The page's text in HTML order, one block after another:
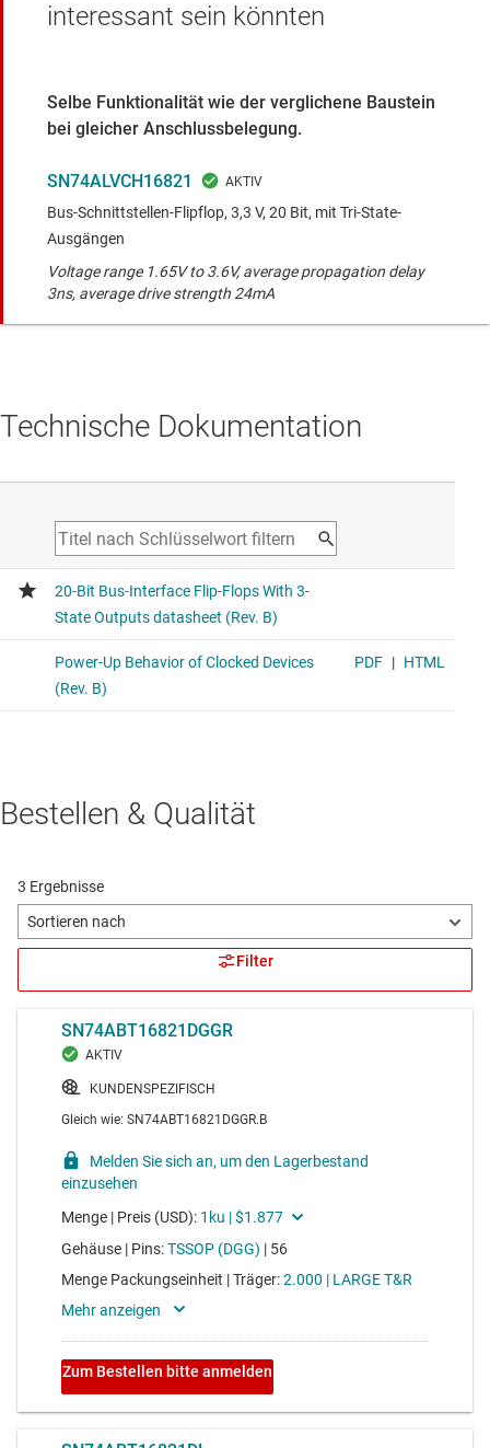
interessant sein könnten
Selbe Funktionalität wie der verglichene Baustein
bei gleicher Anschlussbelegung.
SN74ALVCH16821
Bus-Schnittstellen-Flipflop, 3,3 V, 20 Bit, mit Tri-State-
Ausgängen
Voltage range 1.65V to 3.6V, average propagation delay
3ns, average drive strength 24mA
Technische Dokumentation
Bestellen & Qualität